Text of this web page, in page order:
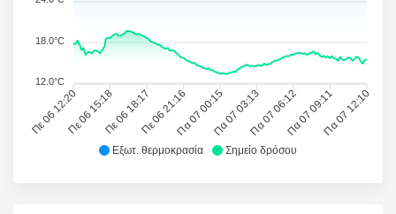
Εξωτ. θερμοκρασία Σημείο δρόσου
Πε 06 12:20Πε 06 15:18Πε 06 18:17Πε 06 21:16Πα 07 00:15Πα 07 03:13Πα 07 06:12Πα 07 09:11Πα 07 12:10
18.0°C
12.0°C